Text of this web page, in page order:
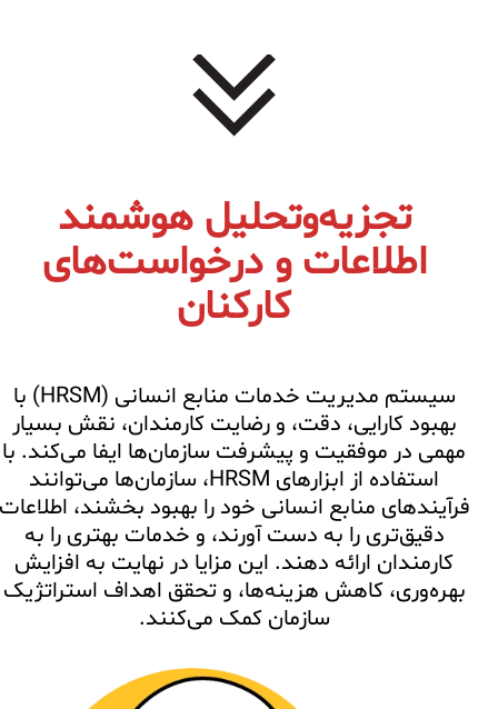
تجزیه‌وتحلیل هوشمند
اطلاعات و درخواست‌های
کارکنان
سیستم مدیریت خدمات منابع انسانی (HRSM) با
بهبود کارایی، دقت، و رضایت کارمندان، نقش بسیار
مهمی در موفقیت و پیشرفت سازمان‌ها ایفا می‌کند. با
استفاده از ابزارهای HRSM، سازمان‌ها می‌توانند
فرآیندهای منابع انسانی خود را بهبود بخشند،
دقیق‌تری را به دست آورند، و خدمات بهتری را به
کارمندان ارائه دهند. این مزایا در نهایت به افزایش
بهره‌وری، کاهش هزینه‌ها، و تحقق اهداف استراتژیک
سازمان کمک می‌کنند.